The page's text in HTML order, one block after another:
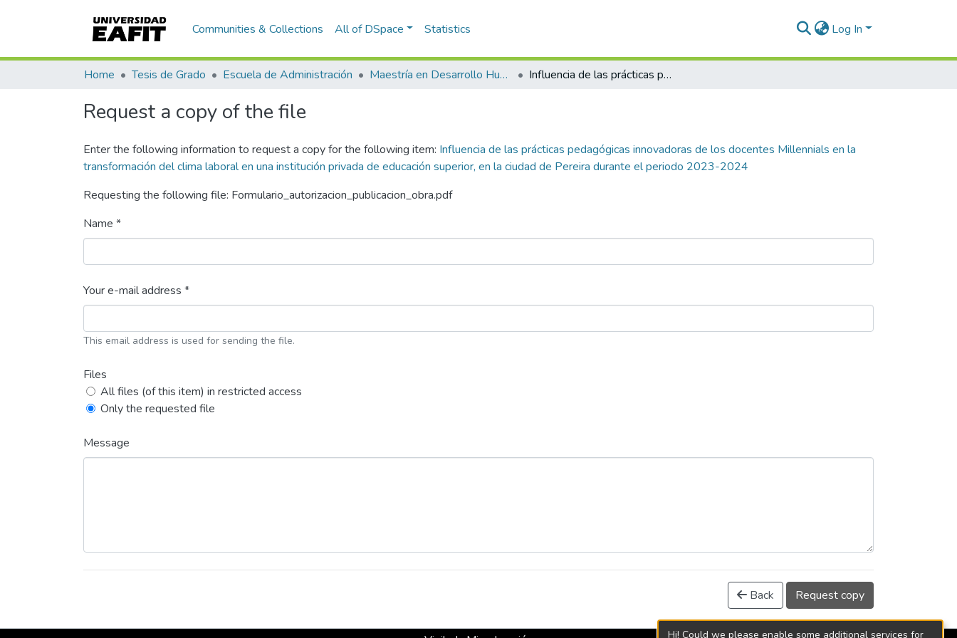
Communities & Collections All of DSpace Statistics Log In
Home Tesis de Grado Escuela de Administración Maestría en Desarrollo Humano Organizacional (tesis) Influencia de las prácticas pedagógicas innovadoras de los docentes Millennials en la transformación del clima laboral en una institución privada de educación superior, en la ciudad de Pereira durante el periodo 2023-2024
Request a copy of the file
Enter the following information to request a copy for the following item: Influencia de las prácticas pedagógicas innovadoras de los docentes Millennials en la
transformación del clima laboral en una institución privada de educación superior, en la ciudad de Pereira durante el periodo 2023-2024
Requesting the following file: Formulario_autorizacion_publicacion_obra.pdf
Name *
Your e-mail address *
This email address is used for sending the file.
Files
All files (of this item) in restricted access
Only the requested file
Message
Back Request copy
Hi! Could we please enable some additional services for